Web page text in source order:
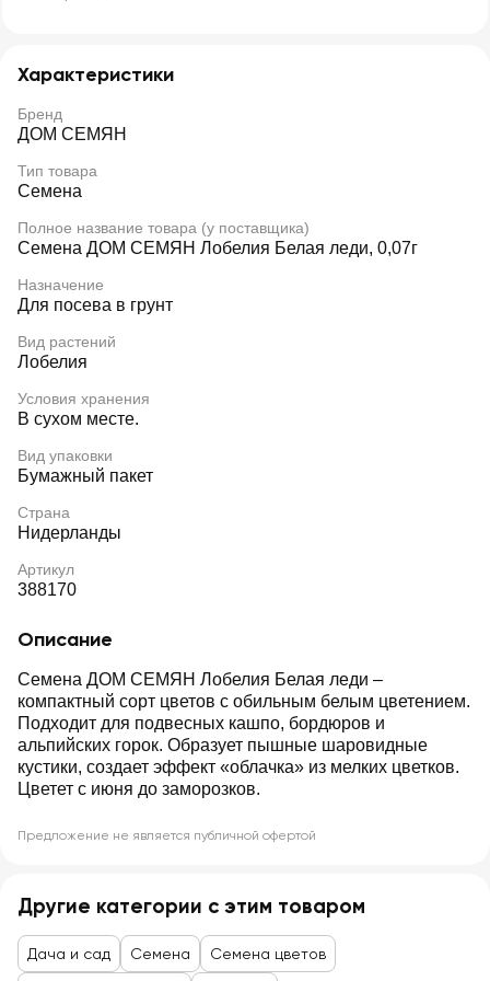
Характеристики
Бренд
ДОМ СЕМЯН
Тип товара
Семена
Полное название товара (у поставщика)
Семена ДОМ СЕМЯН Лобелия Белая леди, 0,07г
Назначение
Для посева в грунт
Вид растений
Лобелия
Условия хранения
В сухом месте.
Вид упаковки
Бумажный пакет
Страна
Нидерланды
Артикул
388170
Описание
Семена ДОМ СЕМЯН Лобелия Белая леди –
компактный сорт цветов с обильным белым цветением.
Подходит для подвесных кашпо, бордюров и
альпийских горок. Образует пышные шаровидные
кустики, создает эффект «облачка» из мелких цветков.
Цветет с июня до заморозков.
Предложение не является публичной офертой
Другие категории с этим товаром
Дача и сад Семена Семена цветов